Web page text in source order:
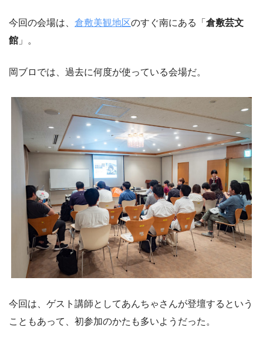
今回の会場は、 倉敷美観地区のすぐ南にある「倉敷芸文
館 」。
岡ブロでは、過去に何度が使っている会場だ。
今回は、ゲスト講師としてあんちゃさんが登壇するという
こともあって、初参加のかたも多いようだった。